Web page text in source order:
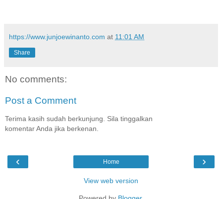
https://www.junjoewinanto.com at 11:01 AM
Share
No comments:
Post a Comment
Terima kasih sudah berkunjung. Sila tinggalkan
komentar Anda jika berkenan.
‹ ›
Home
View web version